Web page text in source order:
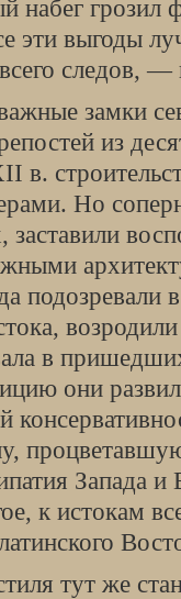
набег грозил
эти выгоды
следов, —
замки
из
в.
Но
подозревали
в
они
Запада и
к истокам
тут же